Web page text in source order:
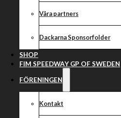
Våra partners
Dackarna Sponsorfolder
SHOP
FIM SPEEDWAY GP OF SWEDEN
FÖRENINGEN
Kontakt
Adrian Gala, född 1995, blir förare
2022 tillhörde vårt senaste
representerat Lejonen.
– Adrian är en förare som kommer
den svenska elitserien och känner
Teurnberg.
Lagkamrat med Jensen